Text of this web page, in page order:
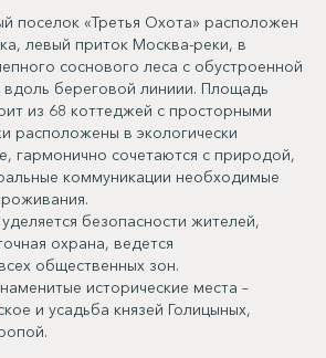
поселок «Третья Охота» расположен
левый приток Москва-реки, в
соснового леса с обустроенной
вдоль береговой линиии. Площадь
из 68 коттеджей с просторными
расположены в экологически
гармонично сочетаются с природой,
коммуникации необходимые
безопасности жителей,
охрана, ведется
общественных зон.
исторические места –
и усадьба князей Голицыных,